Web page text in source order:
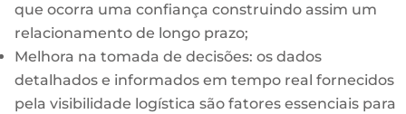
que ocorra uma confiança construindo assim um
relacionamento de longo prazo;
Melhora na tomada de decisões: os dados
detalhados e informados em tempo real fornecidos
pela visibilidade logística são fatores essenciais para